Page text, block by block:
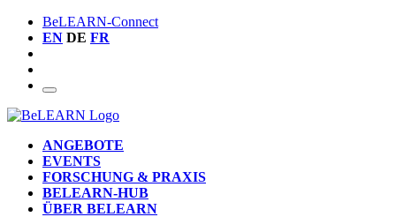
BeLEARN-Connect
EN DE FR
ANGEBOTE
EVENTS
FORSCHUNG & PRAXIS
BELEARN-HUB
ÜBER BELEARN